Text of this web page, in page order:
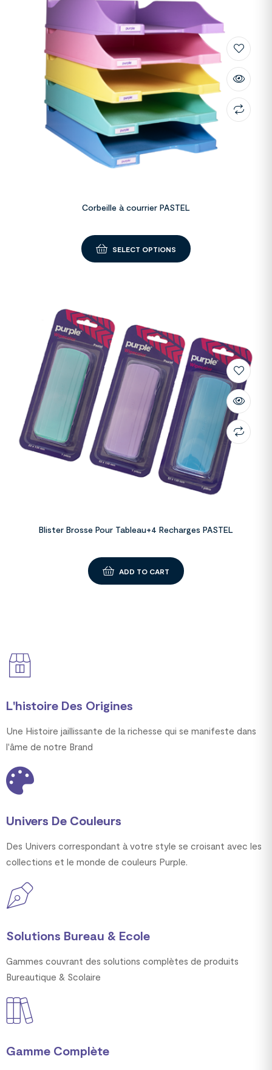
Corbeille à courrier PASTEL
SELECT OPTIONS
Blister Brosse Pour Tableau+4 Recharges PASTEL
ADD TO CART
L'histoire Des Origines
Une Histoire jaillissante de la richesse qui se manifeste dans
l'âme de notre Brand
Univers De Couleurs
Des Univers correspondant à votre style se croisant avec les
collections et le monde de couleurs Purple.
Solutions Bureau & Ecole
Gammes couvrant des solutions complètes de produits
Bureautique & Scolaire
Gamme Complète